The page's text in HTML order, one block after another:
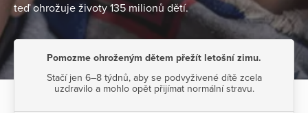
teď ohrožuje životy 135 milionů dětí.
Pomozme ohroženým dětem přežít letošní zimu.
Stačí jen 6–8 týdnů, aby se podvyživené dítě zcela
uzdravilo a mohlo opět přijímat normální stravu.